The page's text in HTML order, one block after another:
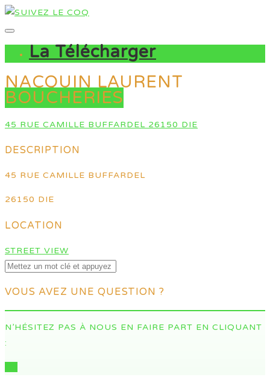
La Télécharger
NACQUIN LAURENT
BOUCHERIES
45 RUE CAMILLE BUFFARDEL 26150 DIE
DESCRIPTION
45 RUE CAMILLE BUFFARDEL
26150 DIE
LOCATION
STREET VIEW
VOUS AVEZ UNE QUESTION ?
N’HÉSITEZ PAS À NOUS EN FAIRE PART EN CLIQUANT
: